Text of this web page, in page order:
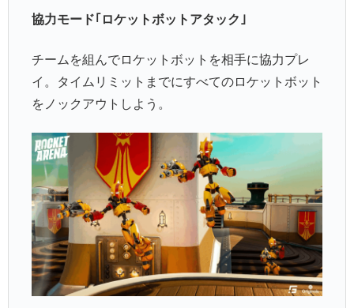
協力モード｢ロケットボットアタック｣
チームを組んでロケットボットを相手に協力プレ
イ。タイムリミットまでにすべてのロケットボット
をノックアウトしよう。